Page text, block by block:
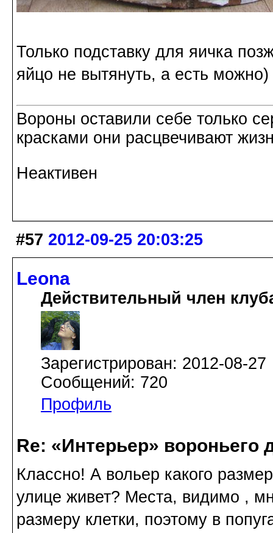
Только подставку для яичка
яйцо не вытянуть, а есть можно)
Вороны оставили себе только
красками они расцвечивают
Неактивен
#57 2012-09-25 20:03:25
Leona
Действительный член
Зарегистрирован: 2012-08-27
Сообщений: 720
Профиль
Re: «Интерьер» вороньего
Классно! А вольер какого
улице живет? Места, видимо ,
размеру клетки, поэтому в